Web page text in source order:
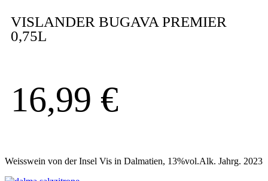
VISLANDER BUGAVA PREMIER
0,75L
16,99 €
Weisswein von der Insel Vis in Dalmatien, 13%vol.Alk. Jahrg. 2023